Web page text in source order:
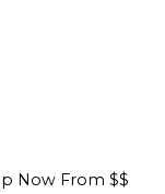
Now From $$